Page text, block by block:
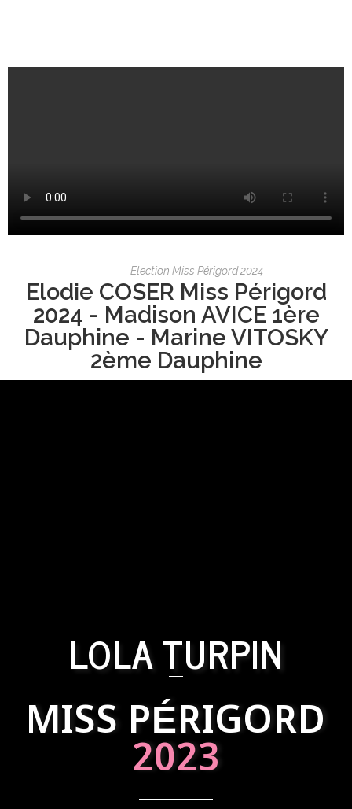
Election Miss Périgord 2024
Elodie COSER Miss Périgord
2024 - Madison AVICE 1ère
Dauphine - Marine VITOSKY
2ème Dauphine
LOLA TURPIN
MISS PÉRIGORD
2023